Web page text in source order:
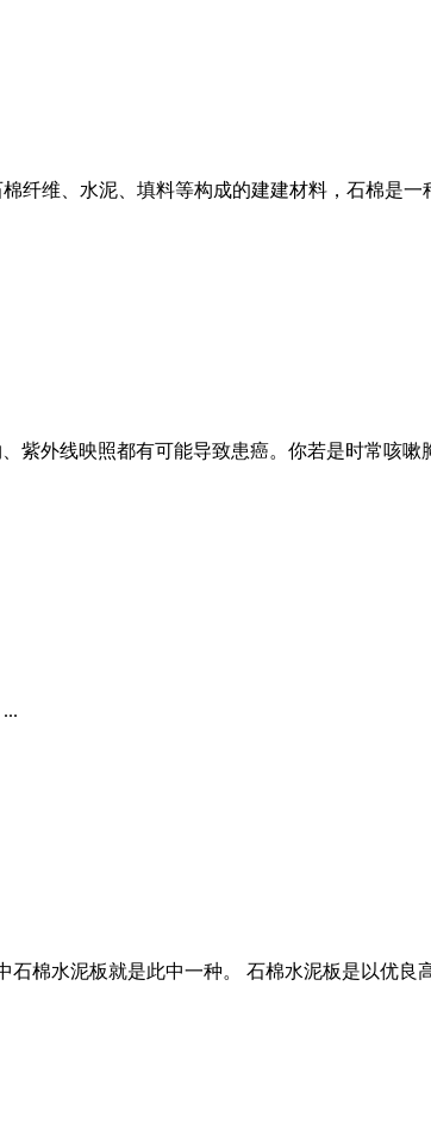
纤维、水泥、填料等构成的建建材料，石棉是一
紫外线映照都有可能导致患癌。你若是时常咳
棉水泥板就是此中一种。 石棉水泥板是以优良